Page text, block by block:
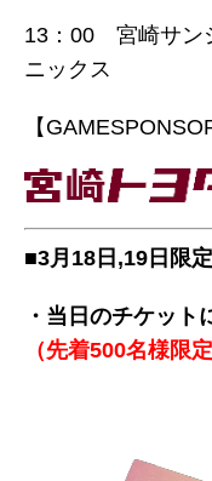
13：00 宮崎サン
ニックス
【
■3月18日,19日限
・当日のチケット
（先着500名様限定